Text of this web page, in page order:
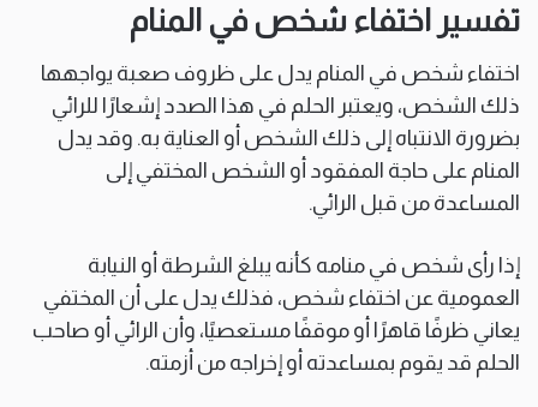
تفسير اختفاء شخص في المنام
اختفاء شخص في المنام يدل على ظروف صعبة يواجهها
ذلك الشخص، ويعتبر الحلم في هذا الصدد إشعارًا للرائي
بضرورة الانتباه إلى ذلك الشخص أو العناية به. وقد يدل
المنام على حاجة المفقود أو الشخص المختفي إلى
المساعدة من قبل الرائي.
إذا رأى شخص في منامه كأنه يبلغ الشرطة أو النيابة
العمومية عن اختفاء شخص، فذلك يدل على أن المختفي
يعاني ظرفًا قاهرًا أو موقفًا مستعصيًا، وأن الرائي أو صاحب
الحلم قد يقوم بمساعدته أو إخراجه من أزمته.